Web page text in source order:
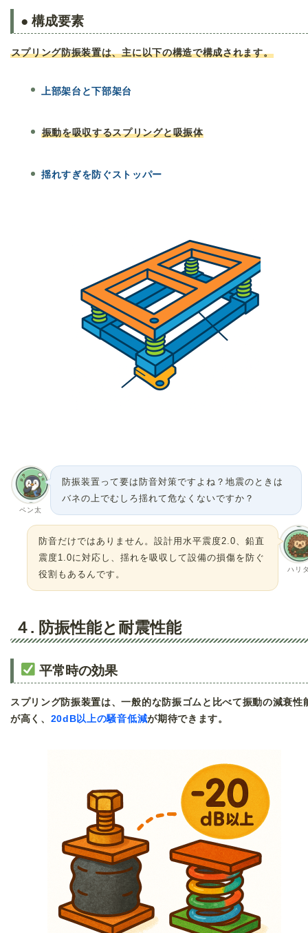
● 構成要素
スプリング防振装置は、主に以下の構造で構成されます。
上部架台と下部架台
振動を吸収するスプリングと吸振体
揺れすぎを防ぐストッパー
ペン太
防振装置って要は防音対策ですよね？地震のときは
バネの上でむしろ揺れて危なくないですか？
ハリ
防音だけではありません。設計用水平震度2.0、鉛直
震度1.0に対応し、揺れを吸収して設備の損傷を防ぐ
役割もあるんです。
４. 防振性能と耐震性能
平常時の効果
スプリング防振装置は、一般的な防振ゴムと比べて振動の減衰性
が高く、 20dB以上の騒音低減が期待できます。